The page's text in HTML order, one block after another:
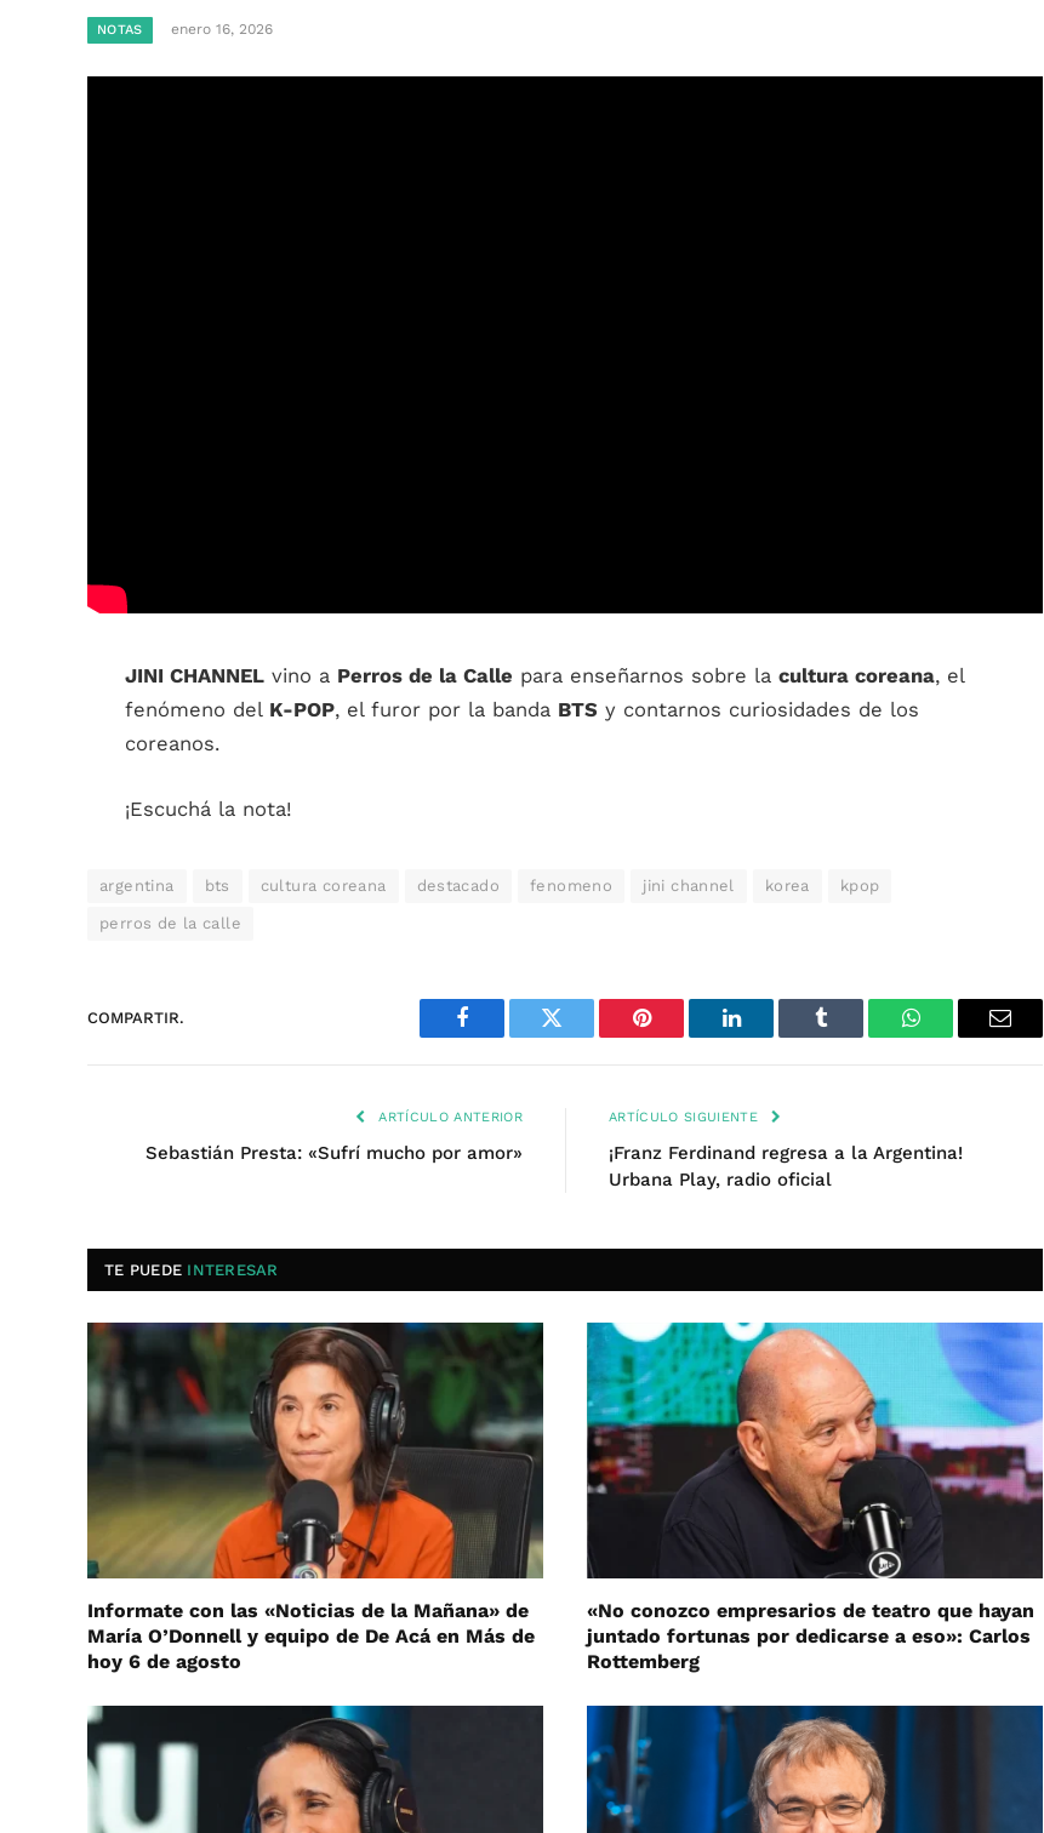
NOTAS enero 16, 2026
JINI CHANNEL vino a Perros de la Calle para enseñarnos sobre la cultura coreana, el
fenómeno del K-POP, el furor por la banda BTS y contarnos curiosidades de los
coreanos.
¡Escuchá la nota!
argentina bts cultura coreana destacado fenomeno jini channel korea kpop
perros de la calle
COMPARTIR.
Facebook Twitter Pinterest LinkedIn Tumblr WhatsAppEmail
ARTÍCULO ANTERIOR
Sebastián Presta: «Sufrí mucho por amor»
ARTÍCULO SIGUIENTE
¡Franz Ferdinand regresa a la Argentina!
Urbana Play, radio oficial
TE PUEDE INTERESAR
Informate con las «Noticias de la Mañana» de
María O’Donnell y equipo de De Acá en Más de
hoy 6 de agosto
«No conozco empresarios de teatro que hayan
juntado fortunas por dedicarse a eso»: Carlos
Rottemberg